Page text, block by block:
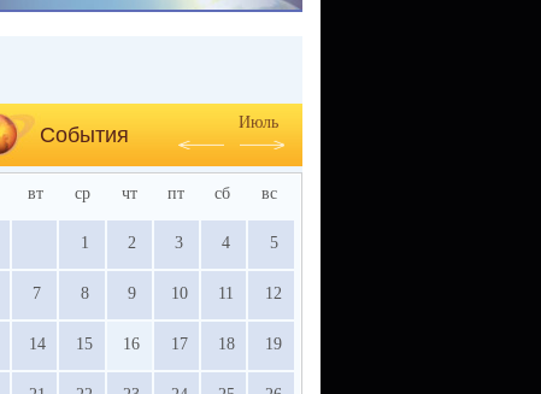
События
Июль
вт ср чт пт сб вс
1 2 3 4 5
7 8 9 10 11 12
14 15 16 17 18 19